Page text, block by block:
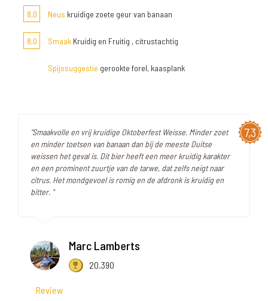
8,0 Neus kruidige zoete geur van banaan
8,0 Smaak Kruidig en Fruitig , citrustachtig
Spijssuggestie gerookte forel, kaasplank
7,3
"Smaakvolle en vrij kruidige Oktoberfest Weisse. Minder zoet
en minder toetsen van banaan dan bij de meeste Duitse
weissen het geval is. Dit bier heeft een meer kruidig karakter
en een prominent zuurtje van de tarwe, dat zelfs neigt naar
citrus. Het mondgevoel is romig en de afdronk is kruidig en
bitter. "
Marc Lamberts
20.390
Review